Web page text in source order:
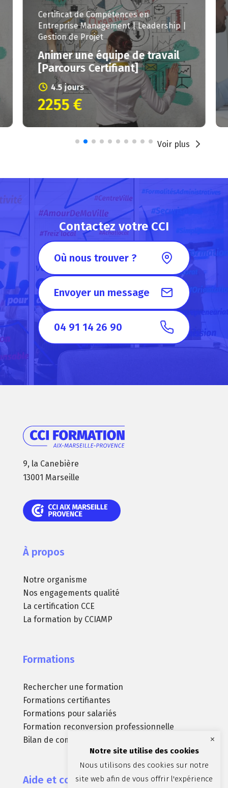
Certificat de Compétences en
Entreprise Management | Leadership |
Gestion de Projet
Animer une équipe de travail
[Parcours Certifiant]
4.5 jours
2255 €
Voir plus
Contactez votre CCI
Où nous trouver ?
Envoyer un message
04 91 14 26 90
9, la Canebière
13001 Marseille
À propos
Notre organisme
Nos engagements qualité
La certification CCE
La formation by CCIAMP
Formations
Rechercher une formation
Formations certifiantes
Formations pour salariés
Formation reconversion professionnelle
Bilan de compétences
Aide et contact
Notre site utilise des cookies
Nous utilisons des cookies sur notre
site web afin de vous offrir l'expérience
×